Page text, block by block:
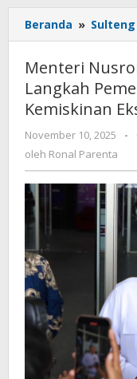
Beranda » Sulteng
Menteri
Langkah
Kemiskinan
November 10, 2025 -
oleh Ronal Parenta